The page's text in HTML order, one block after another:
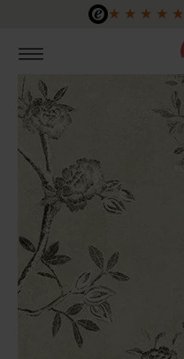
Zum Hauptinhalt springen
★ ★ ★ ★ ★